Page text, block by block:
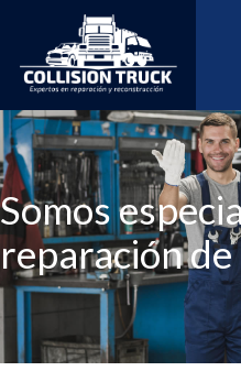
Somos
reparación